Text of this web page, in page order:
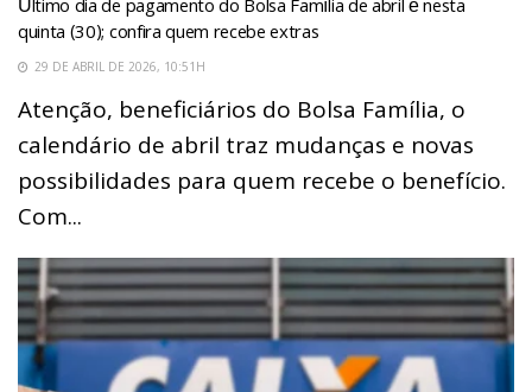
Último dia de pagamento do Bolsa Família de abril é nesta
quinta (30); confira quem recebe extras
29 DE ABRIL DE 2026, 10:51H
Atenção, beneficiários do Bolsa Família, o
calendário de abril traz mudanças e novas
possibilidades para quem recebe o benefício.
Com...